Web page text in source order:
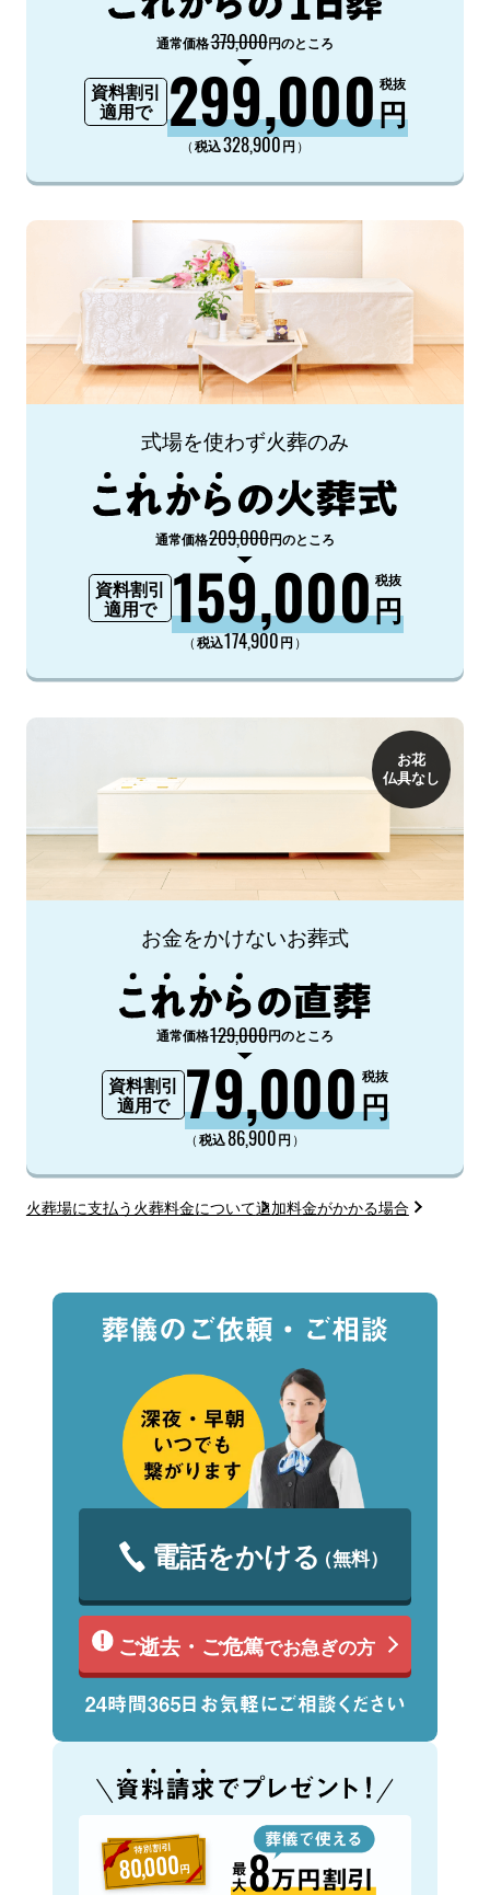
通常価格379,000円のところ
資料割引
適用で
299,000円
税抜
（税込328,900円 ）
式場を使わず火葬のみ
通常価格209,000円のところ
資料割引
適用で
159,000円
税抜
（税込174,900円 ）
お花
仏具なし
お金をかけないお葬式
通常価格129,000円のところ
資料割引
適用で
79,000円
税抜
（税込86,900円 ）
火葬場に支払う火葬料金について追加料金がかかる場合
電話をかける（無料）
ご逝去・ご危篤でお急ぎの方